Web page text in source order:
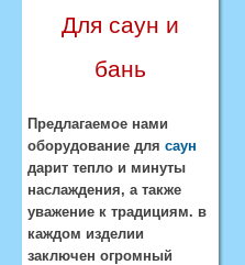
Для саун и
бань
Предлагаемое нами
оборудование для саун
дарит тепло и минуты
наслаждения, а также
уважение к традициям. в
каждом изделии
заключен огромный